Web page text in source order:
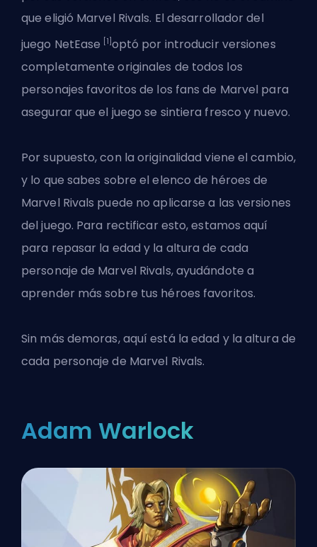
que eligió Marvel Rivals. El desarrollador del
juego NetEase [1] optó por introducir versiones
completamente originales de todos los
personajes favoritos de los fans de Marvel para
asegurar que el juego se sintiera fresco y nuevo.
Por supuesto, con la originalidad viene el cambio,
y lo que sabes sobre el elenco de héroes de
Marvel Rivals puede no aplicarse a las versiones
del juego. Para rectificar esto, estamos aquí
para repasar la edad y la altura de cada
personaje de Marvel Rivals, ayudándote a
aprender más sobre tus héroes favoritos.
Sin más demoras, aquí está la edad y la altura de
cada personaje de Marvel Rivals.
Adam Warlock